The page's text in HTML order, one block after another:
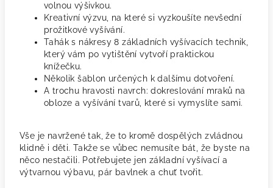
volnou výšivkou.
Kreativní výzvu, na které si vyzkoušíte nevšední
prožitkové vyšívání.
Tahák s nákresy 8 základních vyšívacích technik,
který vám po vytištění vytvoří praktickou
knížečku.
Několik šablon určených k dalšímu dotvoření.
A trochu hravosti navrch: dokreslování mraků na
obloze a vyšívání tvarů, které si vymyslíte sami.
Vše je navržené tak, že to kromě dospělých zvládnou
klidně i děti. Takže se vůbec nemusíte bát, že byste na
něco nestačili. Potřebujete jen základní vyšívací a
výtvarnou výbavu, pár bavlnek a chuť tvořit.